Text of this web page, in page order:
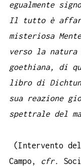
egualmente
Il tutto è
misteriosa
verso la
goethiana, di
libro di
sua reazione
spettrale del
(Intervento
Campo,
cfr.